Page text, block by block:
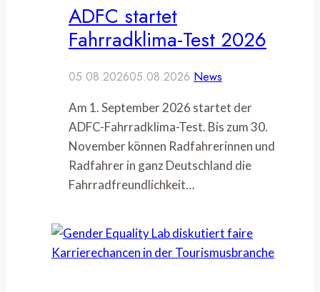
ADFC startet
Fahrradklima-Test 2026
05.08.202605.08.2026 News
Am 1. September 2026 startet der
ADFC-Fahrradklima-Test. Bis zum 30.
November können Radfahrerinnen und
Radfahrer in ganz Deutschland die
Fahrradfreundlichkeit…